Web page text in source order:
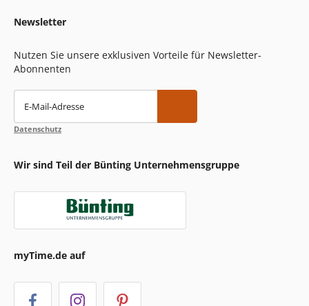
Newsletter
Nutzen Sie unsere exklusiven Vorteile für Newsletter-
Abonnenten
E-Mail-Adresse
Datenschutz
Wir sind Teil der Bünting Unternehmensgruppe
myTime.de auf